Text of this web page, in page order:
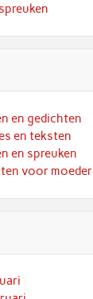
en gedichten
en teksten
en spreuken
voor moeder